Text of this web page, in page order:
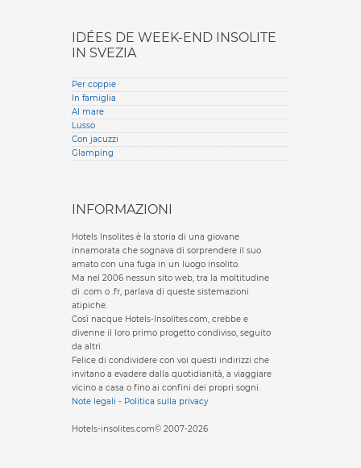
IDÉES DE WEEK-END INSOLITE
IN SVEZIA
Per coppie
In famiglia
Al mare
Lusso
Con jacuzzi
Glamping
INFORMAZIONI
Hotels Insolites è la storia di una giovane
innamorata che sognava di sorprendere il suo
amato con una fuga in un luogo insolito.
Ma nel 2006 nessun sito web, tra la moltitudine
di .com o .fr, parlava di queste sistemazioni
atipiche.
Così nacque Hotels-Insolites.com, crebbe e
divenne il loro primo progetto condiviso, seguito
da altri.
Felice di condividere con voi questi indirizzi che
invitano a evadere dalla quotidianità, a viaggiare
vicino a casa o fino ai confini dei propri sogni.
Note legali - Politica sulla privacy
Hotels-insolites.com© 2007-2026